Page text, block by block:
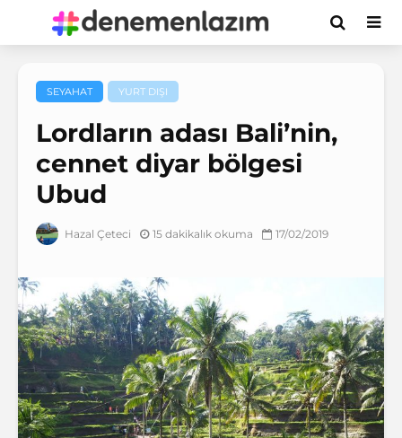
SEYAHAT YURT DIŞI
Lordların adası Bali’nin,
cennet diyar bölgesi
Ubud
Hazal Çeteci 15 dakikalık okuma 17/02/2019